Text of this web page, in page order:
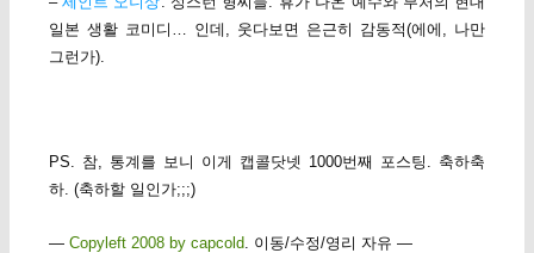
일본 생활 코미디… 인데, 웃다보면 은근히 감동적(에에, 나만
그런가).
PS. 참, 통계를 보니 이게 캡콜닷넷 1000번째 포스팅. 축하축
하. (축하할 일인가;;;)
— Copyleft 2008 by capcold. 이동/수정/영리 자유 —